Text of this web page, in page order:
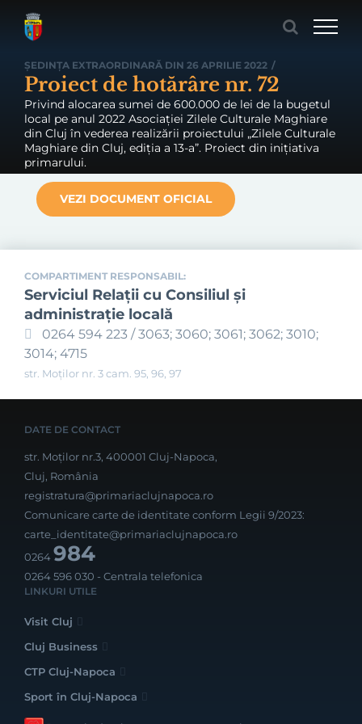
ȘEDINȚA EXTRAORDINARĂ DIN 26 APRILIE 2022 /
Proiect de hotărâre nr. 72
Privind alocarea sumei de 600.000 de lei de la bugetul
local pe anul 2022 Asociației Zilele Culturale Maghiare
din Cluj în vederea realizării proiectului „Zilele Culturale
Maghiare din Cluj, ediția a 13-a”. Proiect din inițiativa
primarului.
VEZI DOCUMENT OFICIAL
COMPARTIMENT RESPONSABIL:
Serviciul Relaţii cu Consiliul şi
administraţie locală
0264 594 223 / 3063; 3060; 3061; 3062; 3010;
3014; 4715
str. Moților nr. 3 cam. 95, 96, 97
DATE DE CONTACT
str. Moților nr.3, 400001 Cluj-Napoca,
Cluj, România
registratura@primariaclujnapoca.ro
Comunicare carte de identitate conform Legii 9/2023:
carte_identitate@primariaclujnapoca.ro
0264984
0264 596 030 - Centrala telefonica
LINKURI UTILE
Visit Cluj
Cluj Business
CTP Cluj-Napoca
Sport în Cluj-Napoca